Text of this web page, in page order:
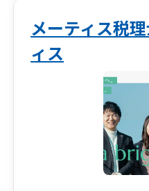
メーティス税
ィス